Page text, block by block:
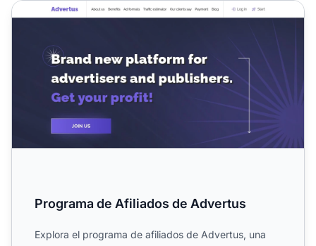
Programa de Afiliados de Advertus
Programa de Afiliados de Advertus
Explora el programa de afiliados de Advertus, una